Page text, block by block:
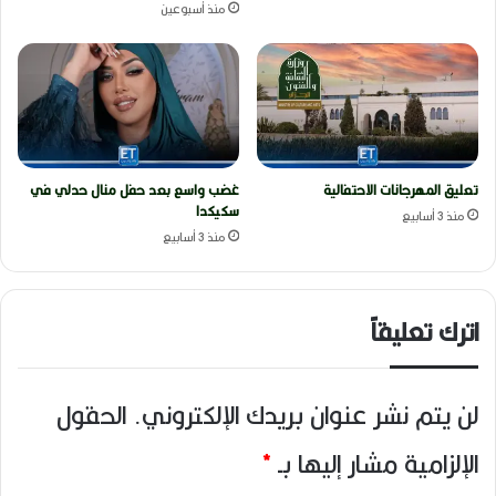
منذ أسبوعين
تعليق المهرجانات الاحتفالية
منذ 3 أسابيع
غضب واسع بعد حفل منال حدلي في
سكيكدا
منذ 3 أسابيع
اترك تعليقاً
لن يتم نشر عنوان بريدك الإلكتروني. الحقول
الإلزامية مشار إليها بـ*